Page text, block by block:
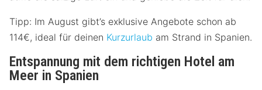
Tipp: Im August gibt’s exklusive Angebote schon ab
114€, ideal für deinen Kurzurlaub am Strand in Spanien.
Entspannung mit dem richtigen Hotel am
Meer in Spanien